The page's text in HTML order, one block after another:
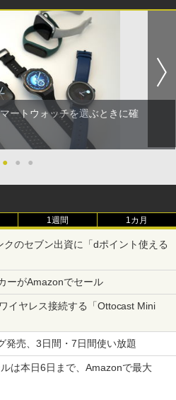
ートウォッチを選ぶときに確
● ● ●
1週間 1カ月
のセブン出資に「dポイント使える
ーがAmazonでセール
イヤレス接続する「Ottocast Mini
発売、3日間・7日間使い放題
は本日6日まで、Amazonで最大